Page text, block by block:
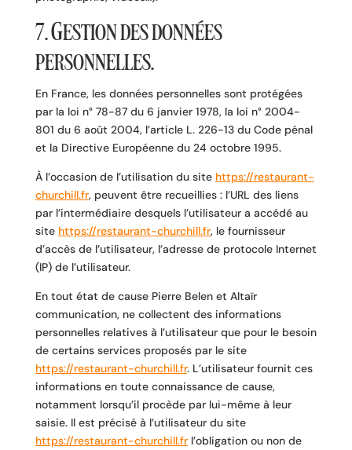
7. Gestion des données
personnelles.
En France, les données personnelles sont protégées
par la loi n° 78-87 du 6 janvier 1978, la loi n° 2004-
801 du 6 août 2004, l’article L. 226-13 du Code pénal
et la Directive Européenne du 24 octobre 1995.
À l’occasion de l’utilisation du site https://restaurant-
churchill.fr, peuvent être recueillies : l’URL des liens
par l’intermédiaire desquels l’utilisateur a accédé au
site https://restaurant-churchill.fr, le fournisseur
d’accès de l’utilisateur, l’adresse de protocole Internet
(IP) de l’utilisateur.
En tout état de cause Pierre Belen et Altaïr
communication, ne collectent des informations
personnelles relatives à l’utilisateur que pour le besoin
de certains services proposés par le site
https://restaurant-churchill.fr. L’utilisateur fournit ces
informations en toute connaissance de cause,
notamment lorsqu’il procède par lui-même à leur
saisie. Il est précisé à l’utilisateur du site
https://restaurant-churchill.frl’obligation ou non de